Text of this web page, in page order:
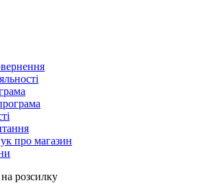
про магазин
розсилку